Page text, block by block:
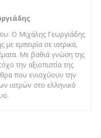
Ο Μιχάλης Γεωργιάδης
με εμπειρία σε ιατρικά,
Με βαθιά γνώση της
την αξιοπιστία της
που ενισχύουν την
ιατρών στο ελληνικό